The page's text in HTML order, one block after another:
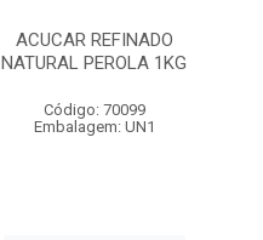
ACUCAR REFINADO
NATURAL PEROLA 1KG
Código: 70099
Embalagem: UN1